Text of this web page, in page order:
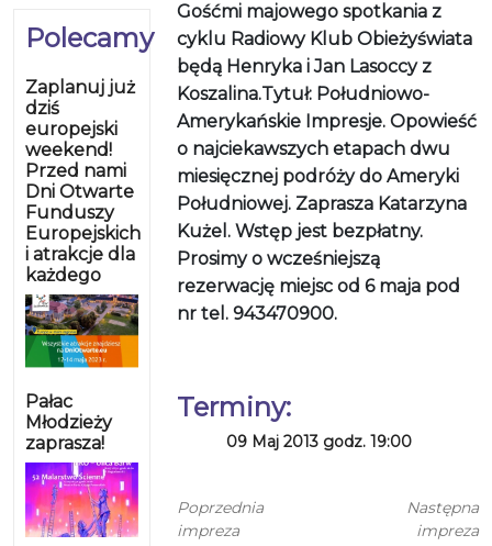
Polecamy
Zaplanuj już
dziś
europejski
weekend!
Przed nami
Dni Otwarte
Funduszy
Europejskich
i atrakcje dla
każdego
Pałac
Młodzieży
zaprasza!
Gośćmi majowego spotkania z
cyklu Radiowy Klub Obieżyświata
będą Henryka i Jan Lasoccy z
Koszalina.Tytuł: Południowo-
Amerykańskie Impresje. Opowieść
o najciekawszych etapach dwu
miesięcznej podróży do Ameryki
Południowej. Zaprasza Katarzyna
Kużel. Wstęp jest bezpłatny.
Prosimy o wcześniejszą
rezerwację miejsc od 6 maja pod
nr tel. 943470900.
Terminy:
09 Maj 2013 godz. 19:00
Poprzednia
impreza
Następna
impreza